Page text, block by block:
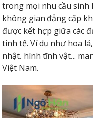
trong mọi nhu cầu sinh
không gian đẳng cấp
được kết hợp giữa các
tinh tế. Ví dụ như hoa
nhật, hình tĩnh vật,..
Việt Nam.